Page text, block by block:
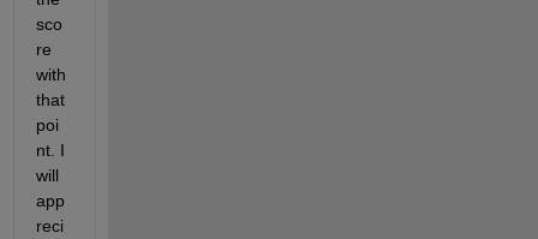
sco
re
with
that
poi
nt. I
will
app
reci